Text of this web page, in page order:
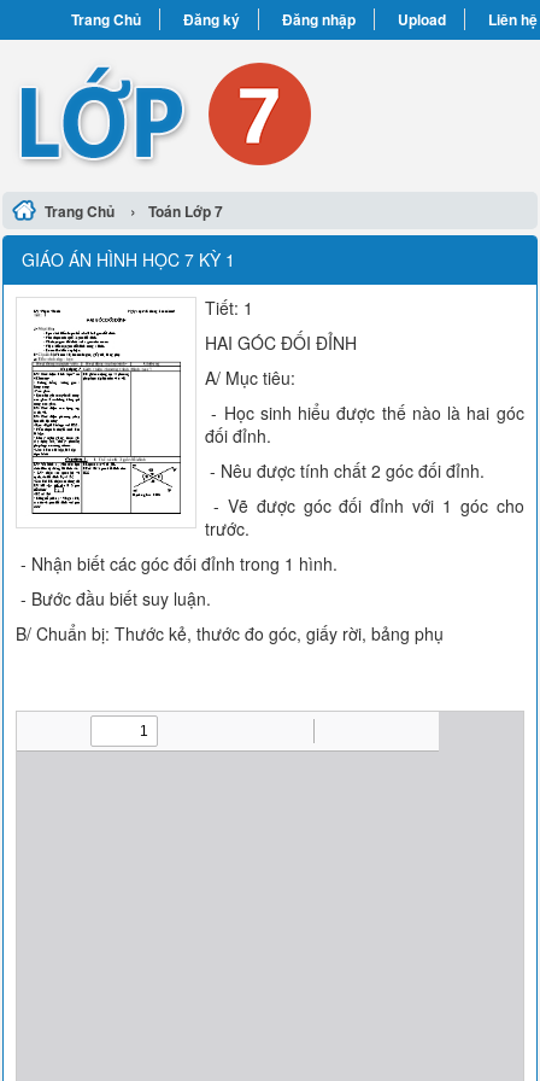
Trang Chủ Đăng ký Đăng nhập Upload Liên hệ
Trang Chủ › Toán Lớp 7
GIÁO ÁN HÌNH HỌC 7 KỲ 1
Tiết: 1
HAI GÓC ĐỐI ĐỈNH
A/ Mục tiêu:
- Học sinh hiểu được thế nào là hai góc
đối đỉnh.
- Nêu được tính chất 2 góc đối đỉnh.
- Vẽ được góc đối đỉnh với 1 góc cho
trước.
- Nhận biết các góc đối đỉnh trong 1 hình.
- Bước đầu biết suy luận.
B/ Chuẩn bị: Thước kẻ, thước đo góc, giấy rời, bảng phụ